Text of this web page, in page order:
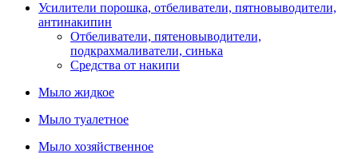
Усилители порошка, отбеливатели, пятновыводители,
антинакипин
Отбеливатели, пятеновыводители,
подкрахмаливатели, синька
Средства от накипи
Мыло жидкое
Мыло туалетное
Мыло хозяйственное